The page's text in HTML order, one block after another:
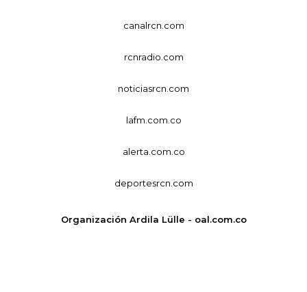
canalrcn.com
rcnradio.com
noticiasrcn.com
lafm.com.co
alerta.com.co
deportesrcn.com
Organización Ardila Lülle - oal.com.co